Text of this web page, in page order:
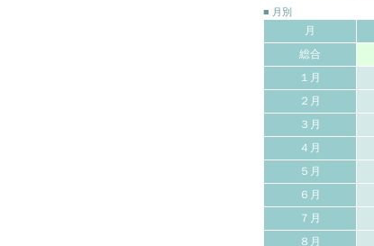
■ 月別
月
総合
１月
２月
３月
４月
５月
６月
７月
８月